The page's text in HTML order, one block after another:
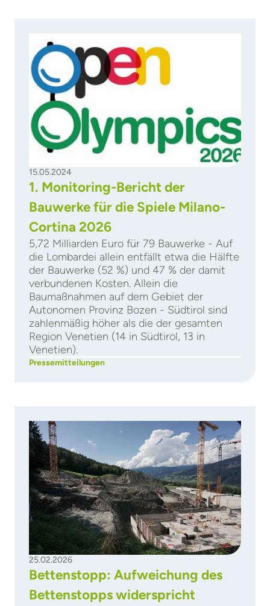
15.05.2024
1. Monitoring-Bericht der
Bauwerke für die Spiele Milano-
Cortina 2026
5,72 Milliarden Euro für 79 Bauwerke - Auf
die Lombardei allein entfällt etwa die Hälfte
der Bauwerke (52 %) und 47 % der damit
verbundenen Kosten. Allein die
Baumaßnahmen auf dem Gebiet der
Autonomen Provinz Bozen - Südtirol sind
zahlenmäßig höher als die der gesamten
Region Venetien (14 in Südtirol, 13 in
Venetien).
Pressemitteilungen
25.02.2026
Bettenstopp: Aufweichung des
Bettenstopps widerspricht